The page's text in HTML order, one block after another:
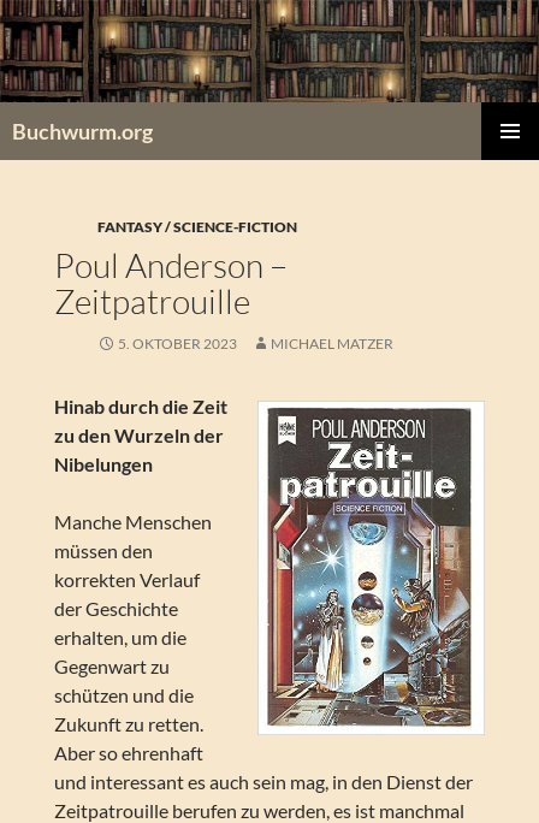
Zum
Inhalt
springen
Buchwurm.org
FANTASY / SCIENCE-FICTION
Poul Anderson –
Zeitpatrouille
5. OKTOBER 2023 MICHAEL MATZER
Hinab durch die Zeit
zu den Wurzeln der
Nibelungen
Manche Menschen
müssen den
korrekten Verlauf
der Geschichte
erhalten, um die
Gegenwart zu
schützen und die
Zukunft zu retten.
Aber so ehrenhaft
und interessant es auch sein mag, in den Dienst der
Zeitpatrouille berufen zu werden, es ist manchmal